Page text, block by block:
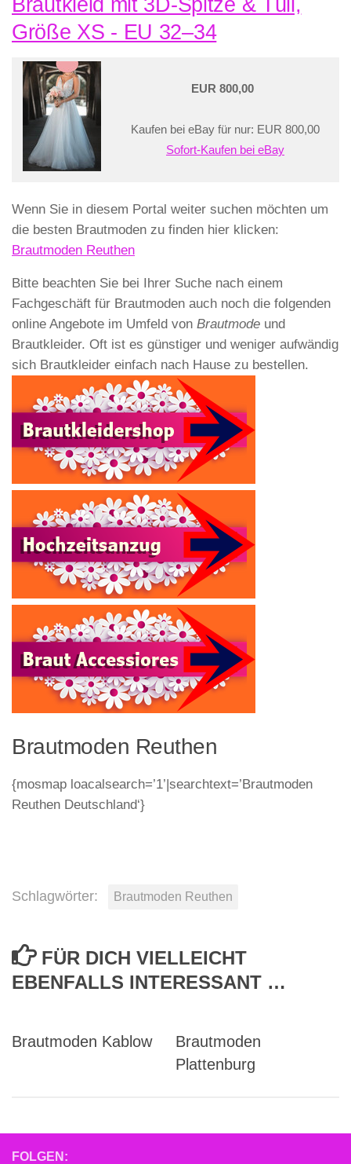
Größe XS - EU 32–34
EUR 800,00
Kaufen bei eBay für nur: EUR 800,00
Sofort-Kaufen bei eBay
Wenn Sie in diesem Portal weiter suchen möchten um
die besten Brautmoden zu finden hier klicken:
Brautmoden Reuthen
Bitte beachten Sie bei Ihrer Suche nach einem
Fachgeschäft für Brautmoden auch noch die folgenden
online Angebote im Umfeld von Brautmode und
Brautkleider. Oft ist es günstiger und weniger aufwändig
sich Brautkleider einfach nach Hause zu bestellen.
Brautmoden Reuthen
{mosmap loacalsearch=’1’|searchtext=’Brautmoden
Reuthen Deutschland‘}
Schlagwörter: Brautmoden Reuthen
FÜR DICH VIELLEICHT
EBENFALLS INTERESSANT …
Brautmoden Kablow
Brautmoden
Plattenburg
FOLGEN: